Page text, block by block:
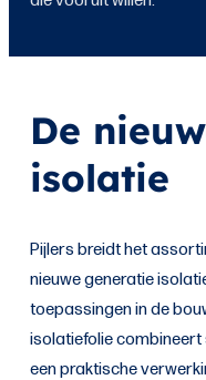
De
isolatie
Pijlers breidt het
nieuwe generatie
toepassingen in de
isolatiefolie
een praktische